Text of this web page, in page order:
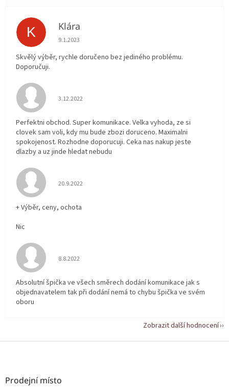
K Klára
Hodnocení obchodu je 5 z 5 hvězdiček.
9.1.2023
Skvělý výběr, rychle doručeno bez jediného problému.
Doporučuji.
Hodnocení obchodu je 5 z 5 hvězdiček.
3.12.2022
Perfektni obchod. Super komunikace. Velka vyhoda, ze si
clovek sam voli, kdy mu bude zbozi doruceno. Maximalni
spokojenost. Rozhodne doporucuji. Ceka nas nakup jeste
dlazby a uz jinde hledat nebudu
Hodnocení obchodu je 5 z 5 hvězdiček.
20.9.2022
+ Výběr, ceny, ochota
Nic
Hodnocení obchodu je 5 z 5 hvězdiček.
8.8.2022
Absolutní špička ve všech směrech dodání komunikace jak s
objednavatelem tak při dodání nemá to chybu špička ve svém
oboru
Zobrazit další hodnocení
Z
Prodejní místo